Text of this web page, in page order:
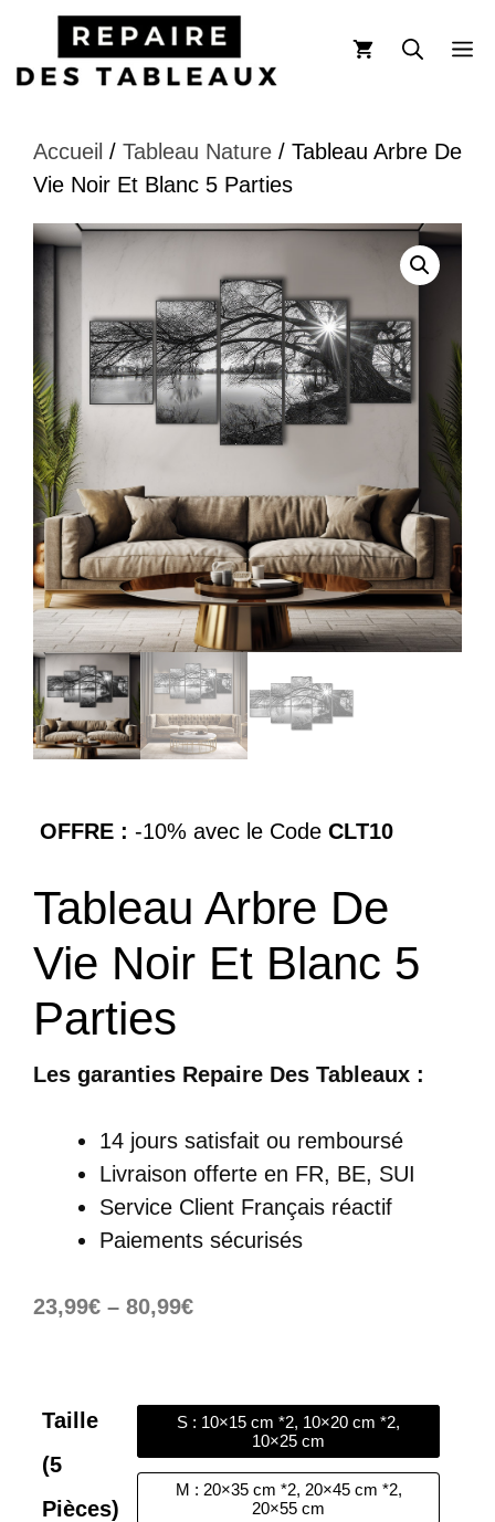
contenu
Accueil / Tableau Nature / Tableau Arbre De
Vie Noir Et Blanc 5 Parties
OFFRE : -10% avec le Code CLT10
Tableau Arbre De
Vie Noir Et Blanc 5
Parties
Les garanties Repaire Des Tableaux :
14 jours satisfait ou remboursé
Livraison offerte en FR, BE, SUI
Service Client Français réactif
Paiements sécurisés
23,99€ – 80,99€
Taille
(5
Pièces)
S : 10×15 cm *2, 10×20 cm *2,
10×25 cm
M : 20×35 cm *2, 20×45 cm *2,
20×55 cm